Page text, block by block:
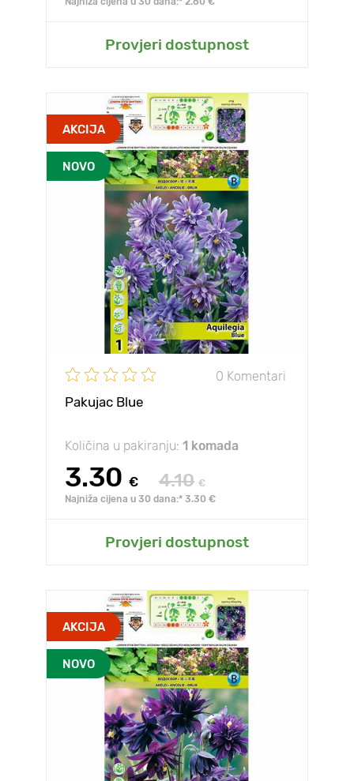
Provjeri dostupnost
AKCIJA
NOVO
0 Komentari
Pakujac Blue
Količina u pakiranju: 1 komada
3.30 € 4.10 €
Najniža cijena u 30 dana:* 3.30 €
Provjeri dostupnost
AKCIJA
NOVO